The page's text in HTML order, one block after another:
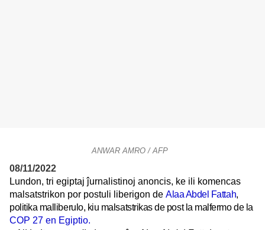
ANWAR AMRO / AFP
08/11/2022
Lundon, tri egiptaj ĵurnalistinoj anoncis, ke ili komencas
malsatstrikon por postuli liberigon de Alaa Abdel Fattah,
politika malliberulo, kiu malsatstrikas de post la malfermo de la
COP 27 en Egiptio.